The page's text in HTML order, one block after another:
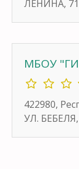
ЛЕНИНА, 71
МБОУ
422980,
УЛ. БЕБЕЛЯ,